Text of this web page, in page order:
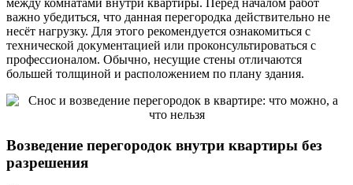
важно убедиться, что данная перегородка действительно не
несёт нагрузку. Для этого рекомендуется ознакомиться с
технической документацией или проконсультироваться с
профессионалом. Обычно, несущие стены отличаются
большей толщиной и расположением по плану здания.
Возведение перегородок внутри квартиры без
разрешения